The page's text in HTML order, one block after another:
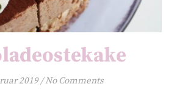
2019/No Comments